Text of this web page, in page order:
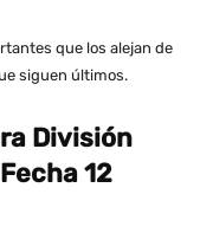
que los alejan de
siguen últimos.
División
12